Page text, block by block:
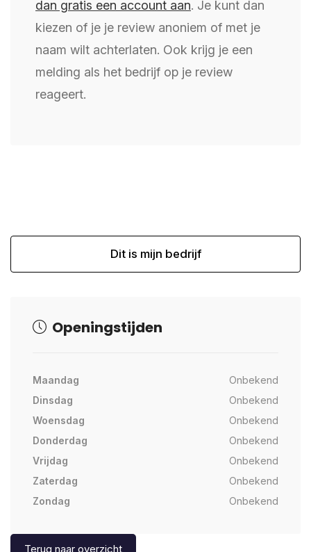
dan gratis een account aan. Je kunt dan
kiezen of je je review anoniem of met je
naam wilt achterlaten. Ook krijg je een
melding als het bedrijf op je review
reageert.
Dit is mijn bedrijf
Openingstijden
Maandag
Onbekend
Dinsdag
Onbekend
Woensdag
Onbekend
Donderdag
Onbekend
Vrijdag
Onbekend
Zaterdag
Onbekend
Zondag
Onbekend
Terug naar overzicht